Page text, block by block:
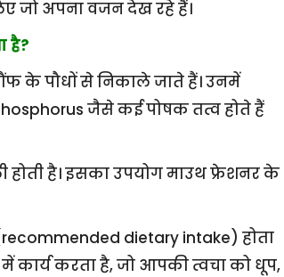
जो अपना वजन देख रहे हैं।
है?
के पौधों से निकाले जाते हैं। उनमें
जैसे कई पोषक तत्व होते हैं
है। इसका उपयोग माउथ फ्रेशनर के
dietary intake) होता
करता है, जो आपकी त्वचा को धूप,